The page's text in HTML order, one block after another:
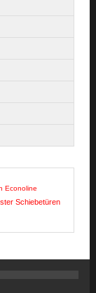
Econoline
Schiebetüren